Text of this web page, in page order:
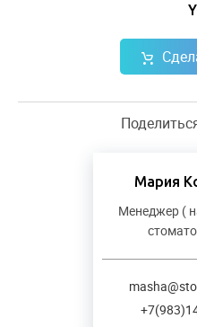
Мария
Менеджер (